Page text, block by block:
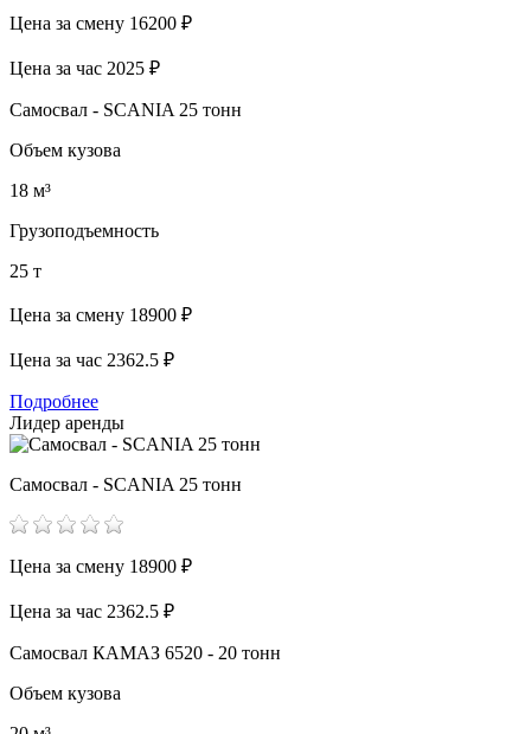
Цена за смену 16200 ₽
Цена за час 2025 ₽
Самосвал - SCANIA 25 тонн
Объем кузова
18 м³
Грузоподъемность
25 т
Цена за смену 18900 ₽
Цена за час 2362.5 ₽
Подробнее
Лидер аренды
Самосвал - SCANIA 25 тонн
Цена за смену 18900 ₽
Цена за час 2362.5 ₽
Самосвал КАМАЗ 6520 - 20 тонн
Объем кузова